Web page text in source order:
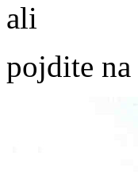
ali
pojdite na